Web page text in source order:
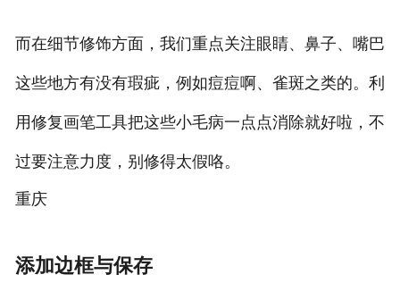
而在细节修饰方面，我们重点关注眼睛、鼻子、嘴巴
这些地方有没有瑕疵，例如痘痘啊、雀斑之类的。利
用修复画笔工具把这些小毛病一点点消除就好啦，不
过要注意力度，别修得太假咯。
重庆
添加边框与保存